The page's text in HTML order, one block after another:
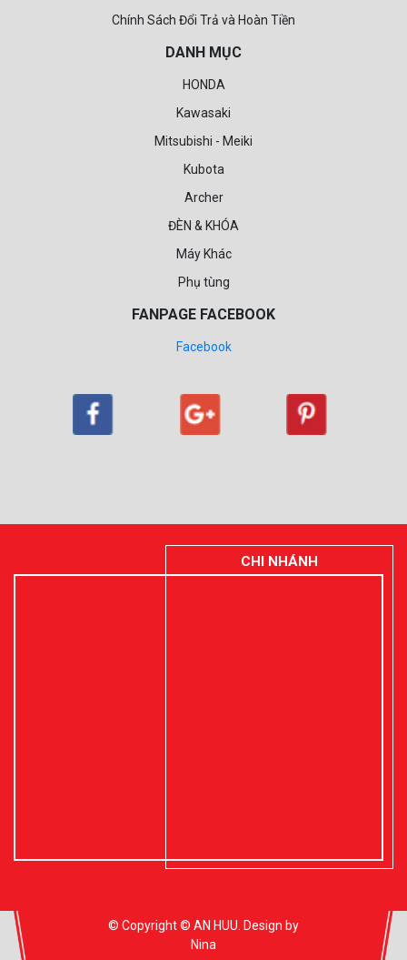
Chính Sách Đổi Trả và Hoàn Tiền
DANH MỤC
HONDA
Kawasaki
Mitsubishi - Meiki
Kubota
Archer
ĐÈN & KHÓA
Máy Khác
Phụ tùng
FANPAGE FACEBOOK
Facebook
CHI NHÁNH
© Copyright © AN HUU. Design by
Nina